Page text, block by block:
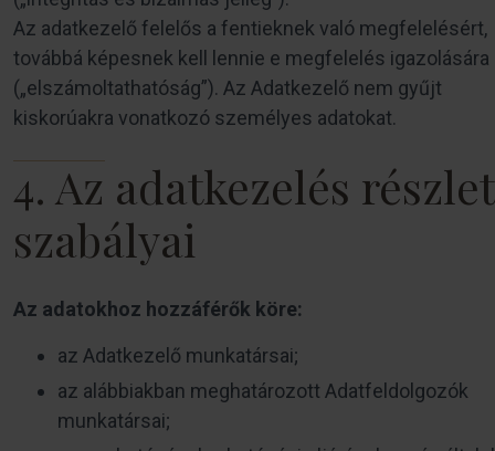
Az adatkezelő felelős a fentieknek való megfelelésért,
továbbá képesnek kell lennie e megfelelés igazolására
(„elszámoltathatóság”). Az Adatkezelő nem gyűjt
kiskorúakra vonatkozó személyes adatokat.
4. Az adatkezelés
szabályai
Az adatokhoz hozzáférők köre:
az Adatkezelő munkatársai;
az alábbiakban meghatározott Adatfeldolgozók
munkatársai;